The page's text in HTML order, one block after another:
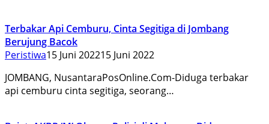
Terbakar Api Cemburu, Cinta Segitiga di Jombang
Berujung Bacok
Peristiwa15 Juni 202215 Juni 2022
JOMBANG, NusantaraPosOnline.Com-Diduga terbakar
api cemburu cinta segitiga, seorang…